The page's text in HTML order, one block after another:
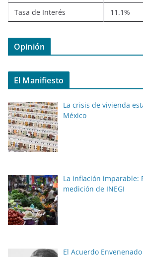
Tasa de Interés 11.1%
Opinión
El Manifiesto
La crisis de vivienda
México
La inflación imparable:
medición de INEGI
El Acuerdo Envenenado